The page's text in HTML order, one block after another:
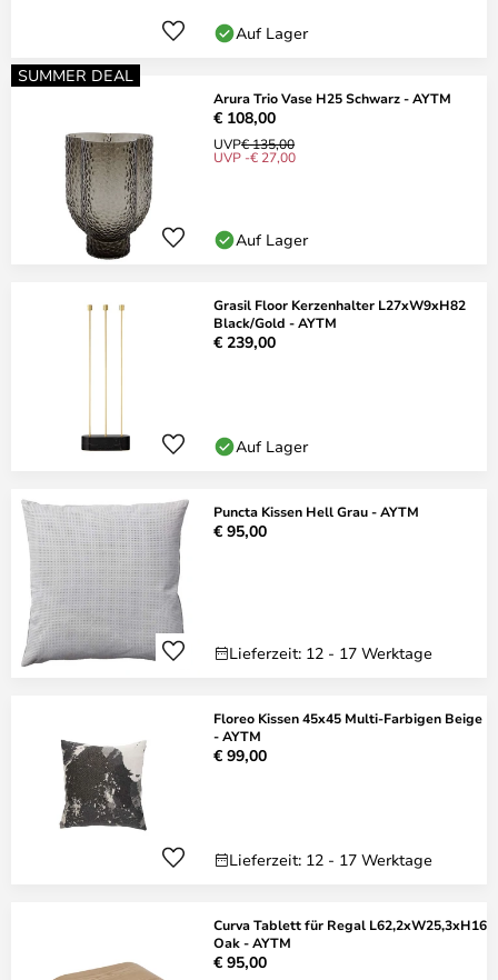
Auf Lager
SUMMER DEAL
Arura Trio Vase H25 Schwarz - AYTM
€ 108,00
UVP€ 135,00
UVP -€ 27,00
Auf Lager
Grasil Floor Kerzenhalter L27xW9xH82
Black/Gold - AYTM
€ 239,00
Auf Lager
Puncta Kissen Hell Grau - AYTM
€ 95,00
Lieferzeit: 12 - 17 Werktage
Floreo Kissen 45x45 Multi-Farbigen Beige
- AYTM
€ 99,00
Lieferzeit: 12 - 17 Werktage
Curva Tablett für Regal L62,2xW25,3xH16
Oak - AYTM
€ 95,00